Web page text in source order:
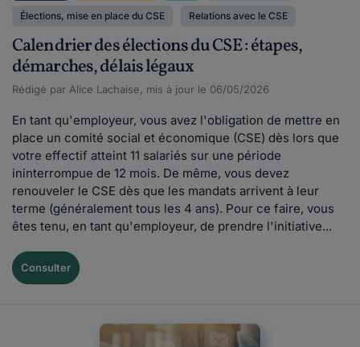
Élections, mise en place du CSE Relations avec le CSE
Calendrier des élections du CSE : étapes,
démarches, délais légaux
Rédigé par Alice Lachaise, mis à jour le 06/05/2026
En tant qu'employeur, vous avez l'obligation de mettre en
place un comité social et économique (CSE) dès lors que
votre effectif atteint 11 salariés sur une période
ininterrompue de 12 mois. De même, vous devez
renouveler le CSE dès que les mandats arrivent à leur
terme (généralement tous les 4 ans). Pour ce faire, vous
êtes tenu, en tant qu'employeur, de prendre l'initiative...
Consulter